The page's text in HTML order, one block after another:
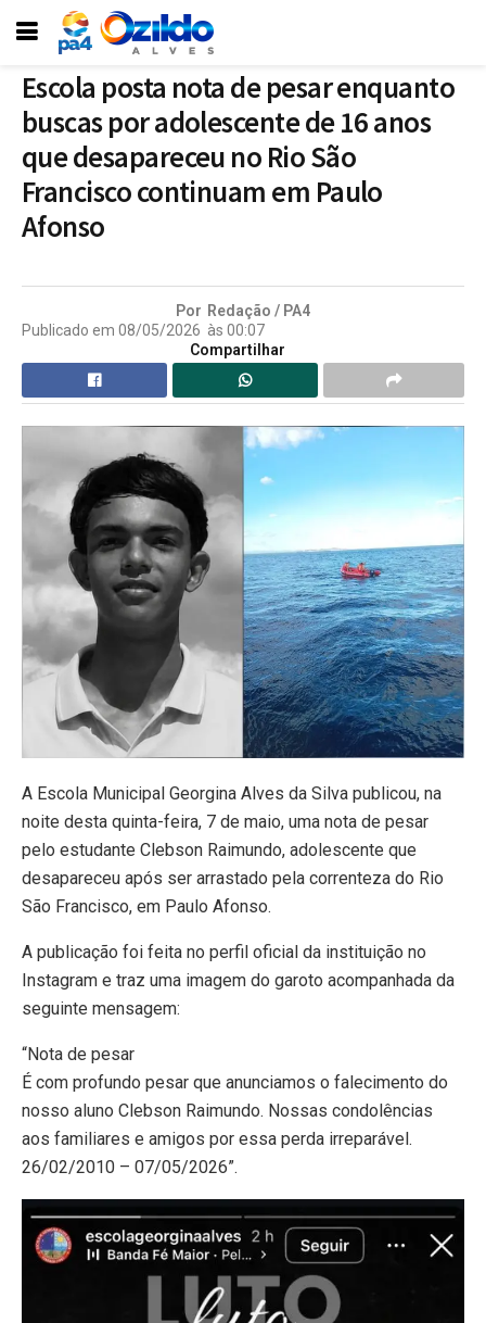
Escola posta nota de pesar enquanto
buscas por adolescente de 16 anos
que desapareceu no Rio São
Francisco continuam em Paulo
Afonso
Por Redação / PA4
Publicado em 08/05/2026 às 00:07
Compartilhar
A Escola Municipal Georgina Alves da Silva publicou, na
noite desta quinta-feira, 7 de maio, uma nota de pesar
pelo estudante Clebson Raimundo, adolescente que
desapareceu após ser arrastado pela correnteza do Rio
São Francisco, em Paulo Afonso.
A publicação foi feita no perfil oficial da instituição no
Instagram e traz uma imagem do garoto acompanhada da
seguinte mensagem:
“Nota de pesar
É com profundo pesar que anunciamos o falecimento do
nosso aluno Clebson Raimundo. Nossas condolências
aos familiares e amigos por essa perda irreparável.
26/02/2010 – 07/05/2026”.